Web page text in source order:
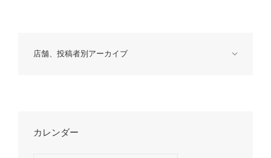
店舗、投稿者別アーカイブ
カレンダー